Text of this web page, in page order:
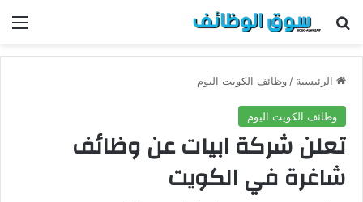
بحث عن
الرئيسية /وظائف الكويت اليوم
وظائف الكويت اليوم
تعلن شركة ابيات عن وظائف
شاغرة في الكويت